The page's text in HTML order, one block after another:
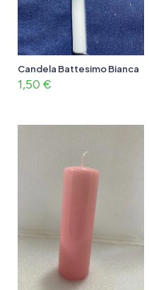
Candela Battesimo Bianca
1,50 €